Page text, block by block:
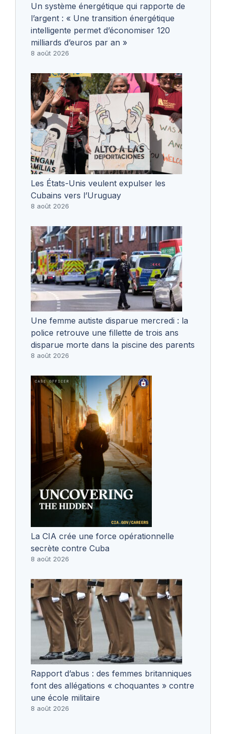
Un système énergétique qui rapporte de
l’argent : « Une transition énergétique
intelligente permet d’économiser 120
milliards d’euros par an »
8 août 2026
Les États-Unis veulent expulser les
Cubains vers l’Uruguay
8 août 2026
Une femme autiste disparue mercredi : la
police retrouve une fillette de trois ans
disparue morte dans la piscine des parents
8 août 2026
La CIA crée une force opérationnelle
secrète contre Cuba
8 août 2026
Rapport d’abus : des femmes britanniques
font des allégations « choquantes » contre
une école militaire
8 août 2026